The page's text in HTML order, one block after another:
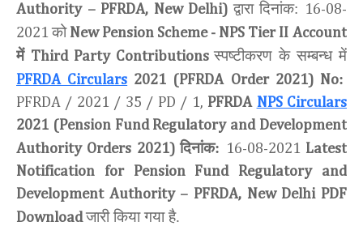
Authority – PFRDA, New Delhi) द्वारा दिनांक: 16-08-
2021 को New Pension Scheme - NPS Tier II Account
में Third Party Contributions स्पष्टीकरण के सम्बन्ध में
PFRDA Circulars 2021 (PFRDA Order 2021) No:
PFRDA / 2021 / 35 / PD / 1, PFRDA NPS Circulars
2021 (Pension Fund Regulatory and Development
Authority Orders 2021)दिनांक: 16-08-2021 Latest
Notification for Pension Fund Regulatory and
Development Authority – PFRDA, New Delhi PDF
Download जारी किया गया है.